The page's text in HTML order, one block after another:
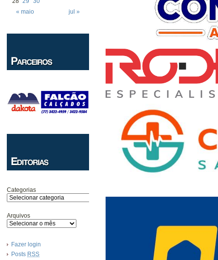
« maio jul »
Categorias
Arquivos
Fazer login
Posts RSS